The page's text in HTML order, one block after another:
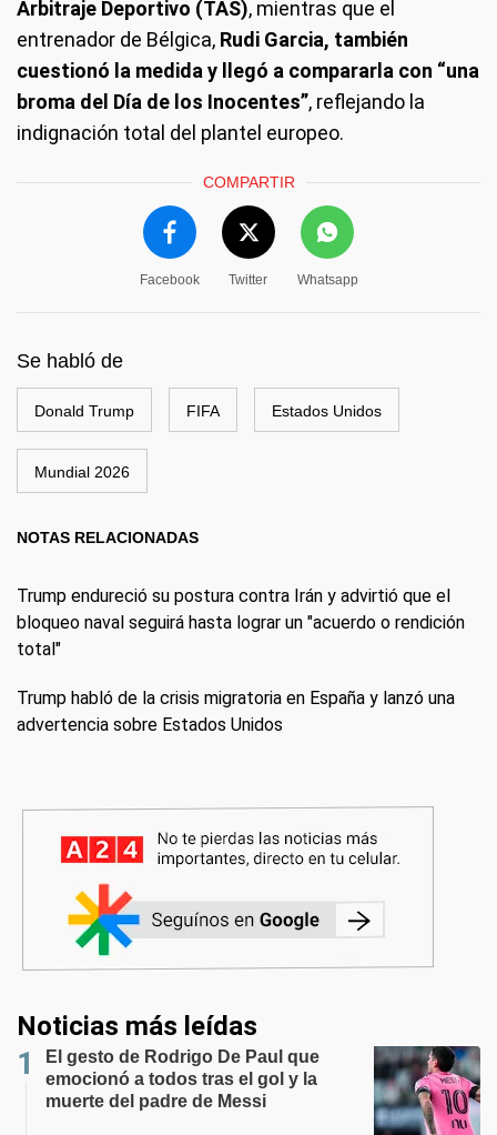
Arbitraje Deportivo (TAS), mientras que el
entrenador de Bélgica, Rudi Garcia, también
cuestionó la medida y llegó a compararla con “una
broma del Día de los Inocentes”, reflejando la
indignación total del plantel europeo.
COMPARTIR
Facebook Twitter Whatsapp
Se habló de
Donald Trump FIFA Estados Unidos
Mundial 2026
NOTAS RELACIONADAS
Trump endureció su postura contra Irán y advirtió que el
bloqueo naval seguirá hasta lograr un "acuerdo o rendición
total"
Trump habló de la crisis migratoria en España y lanzó una
advertencia sobre Estados Unidos
Noticias más leídas
El gesto de Rodrigo De Paul que
emocionó a todos tras el gol y la
muerte del padre de Messi